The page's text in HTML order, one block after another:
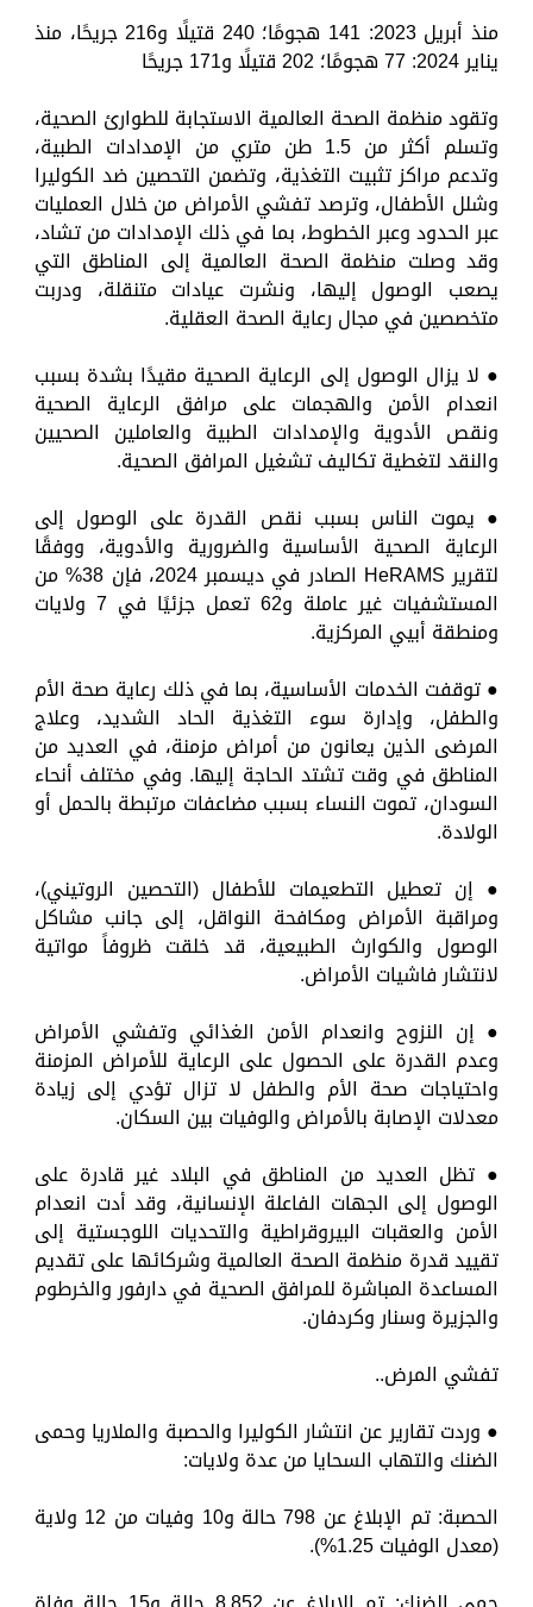
منذ أبريل 2023: 141 هجومًا؛ 240 قتيلًا و216 جريحًا، منذ
يناير 2024: 77 هجومًا؛ 202 قتيلًا و171 جريحًا
وتقود منظمة الصحة العالمية الاستجابة للطوارئ الصحية،
وتسلم أكثر من 1.5 طن متري من الإمدادات الطبية،
وتدعم مراكز تثبيت التغذية، وتضمن التحصين ضد الكوليرا
وشلل الأطفال، وترصد تفشي الأمراض من خلال العمليات
عبر الحدود وعبر الخطوط، بما في ذلك الإمدادات من تشاد،
وقد وصلت منظمة الصحة العالمية إلى المناطق التي
يصعب الوصول إليها، ونشرت عيادات متنقلة، ودربت
متخصصين في مجال رعاية الصحة العقلية.
● لا يزال الوصول إلى الرعاية الصحية مقيدًا بشدة بسبب
انعدام الأمن والهجمات على مرافق الرعاية الصحية
ونقص الأدوية والإمدادات الطبية والعاملين الصحيين
والنقد لتغطية تكاليف تشغيل المرافق الصحية.
● يموت الناس بسبب نقص القدرة على الوصول إلى
الرعاية الصحية الأساسية والضرورية والأدوية، ووفقًا
لتقرير HeRAMS الصادر في ديسمبر 2024، فإن 38% من
المستشفيات غير عاملة و62 تعمل جزئيًا في 7 ولايات
ومنطقة أبيي المركزية.
● توقفت الخدمات الأساسية، بما في ذلك رعاية صحة الأم
والطفل، وإدارة سوء التغذية الحاد الشديد، وعلاج
المرضى الذين يعانون من أمراض مزمنة، في العديد من
المناطق في وقت تشتد الحاجة إليها. وفي مختلف أنحاء
السودان، تموت النساء بسبب مضاعفات مرتبطة بالحمل أو
الولادة.
● إن تعطيل التطعيمات للأطفال (التحصين الروتيني)،
ومراقبة الأمراض ومكافحة النواقل، إلى جانب مشاكل
الوصول والكوارث الطبيعية، قد خلقت ظروفاً مواتية
لانتشار فاشيات الأمراض.
● إن النزوح وانعدام الأمن الغذائي وتفشي الأمراض
وعدم القدرة على الحصول على الرعاية للأمراض المزمنة
واحتياجات صحة الأم والطفل لا تزال تؤدي إلى زيادة
معدلات الإصابة بالأمراض والوفيات بين السكان.
● تظل العديد من المناطق في البلاد غير قادرة على
الوصول إلى الجهات الفاعلة الإنسانية، وقد أدت انعدام
الأمن والعقبات البيروقراطية والتحديات اللوجستية إلى
تقييد قدرة منظمة الصحة العالمية وشركائها على تقديم
المساعدة المباشرة للمرافق الصحية في دارفور والخرطوم
والجزيرة وسنار وكردفان.
تفشي المرض..
● وردت تقارير عن انتشار الكوليرا والحصبة والملاريا وحمى
الضنك والتهاب السحايا من عدة ولايات:
الحصبة: تم الإبلاغ عن 798 حالة و10 وفيات من 12 ولاية
(معدل الوفيات 1.25%).